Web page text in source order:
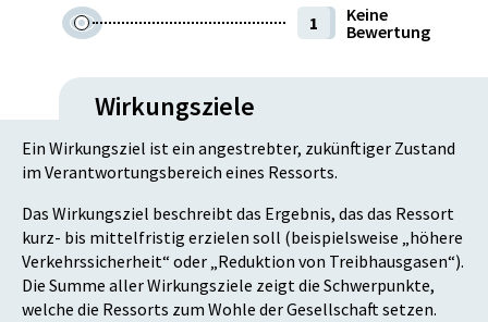
1
Keine
Bewertung
Wirkungsziele
Ein Wirkungsziel ist ein angestrebter, zukünftiger Zustand
im Verantwortungsbereich eines Ressorts.
Das Wirkungsziel beschreibt das Ergebnis, das das Ressort
kurz- bis mittelfristig erzielen soll (beispielsweise „höhere
Verkehrssicherheit“ oder „Reduktion von Treibhausgasen“).
Die Summe aller Wirkungsziele zeigt die Schwerpunkte,
welche die Ressorts zum Wohle der Gesellschaft setzen.